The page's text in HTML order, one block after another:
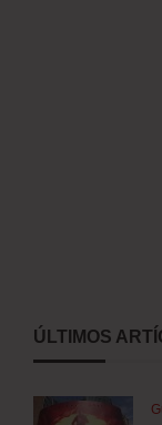
ÚLTIMOS